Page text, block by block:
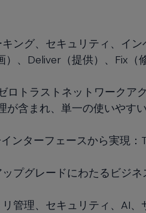
ング、セキュリティ、イ
、Deliver（提供）、Fix（
トラストネットワークア
が含まれ、単一の使いやす
ンターフェースから実現
プグレードにわたるビジネ
管理、セキュリティ、AI